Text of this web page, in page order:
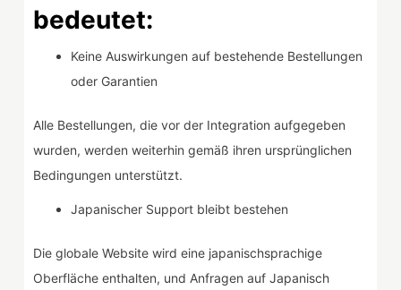
bedeutet:
Keine Auswirkungen auf bestehende Bestellungen
oder Garantien
Alle Bestellungen, die vor der Integration aufgegeben
wurden, werden weiterhin gemäß ihren ursprünglichen
Bedingungen unterstützt.
Japanischer Support bleibt bestehen
Die globale Website wird eine japanischsprachige
Oberfläche enthalten, und Anfragen auf Japanisch